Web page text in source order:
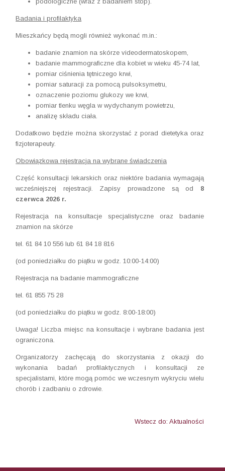
Badania i profilaktyka
Mieszkańcy będą mogli również wykonać m.in.:
badanie znamion na skórze videodermatoskopem,
badanie mammograficzne dla kobiet w wieku 45-74 lat,
pomiar ciśnienia tętniczego krwi,
pomiar saturacji za pomocą pulsoksymetru,
oznaczenie poziomu glukozy we krwi,
pomiar tlenku węgla w wydychanym powietrzu,
analizę składu ciała.
Dodatkowo będzie można skorzystać z porad dietetyka oraz
fizjoterapeuty.
Obowiązkowa rejestracja na wybrane świadczenia
Część konsultacji lekarskich oraz niektóre badania wymagają
wcześniejszej rejestracji. Zapisy prowadzone są od 8
czerwca 2026 r.
Rejestracja na konsultacje specjalistyczne oraz badanie
znamion na skórze
tel. 61 84 10 556 lub 61 84 18 816
(od poniedziałku do piątku w godz. 10:00-14:00)
Rejestracja na badanie mammograficzne
tel. 61 855 75 28
(od poniedziałku do piątku w godz. 8:00-18:00)
Uwaga! Liczba miejsc na konsultacje i wybrane badania jest
ograniczona.
Organizatorzy zachęcają do skorzystania z okazji do
wykonania badań profilaktycznych i konsultacji ze
specjalistami, które mogą pomóc we wczesnym wykryciu wielu
chorób i zadbaniu o zdrowie.
Wstecz do: Aktualności